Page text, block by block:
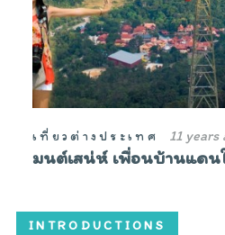
เที่ยวต่างประเทศ 11 years
มนต์เสน่ห์ เพื่อนบ้านแดนใ
INTRODUCTIONS